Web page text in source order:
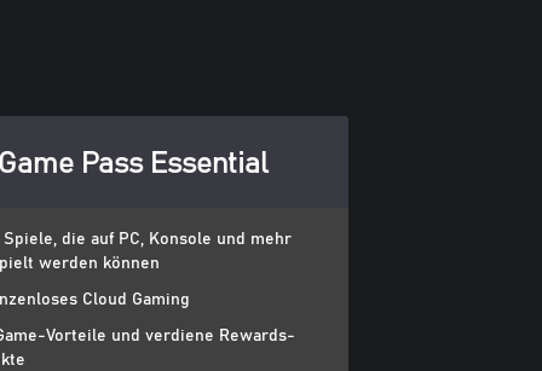
Pass Essential
Spiele, die auf PC, Konsole und mehr
werden können
Cloud Gaming
Vorteile und verdiene Rewards-